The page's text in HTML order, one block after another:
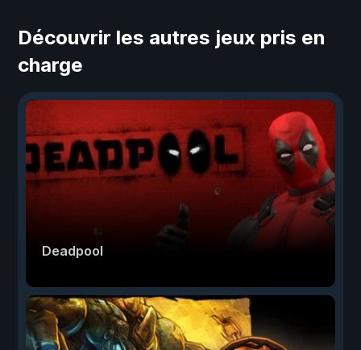
Découvrir les autres jeux pris en
charge
Deadpool